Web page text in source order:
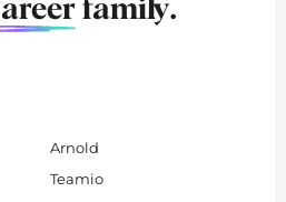
family.
Arnold
Teamio